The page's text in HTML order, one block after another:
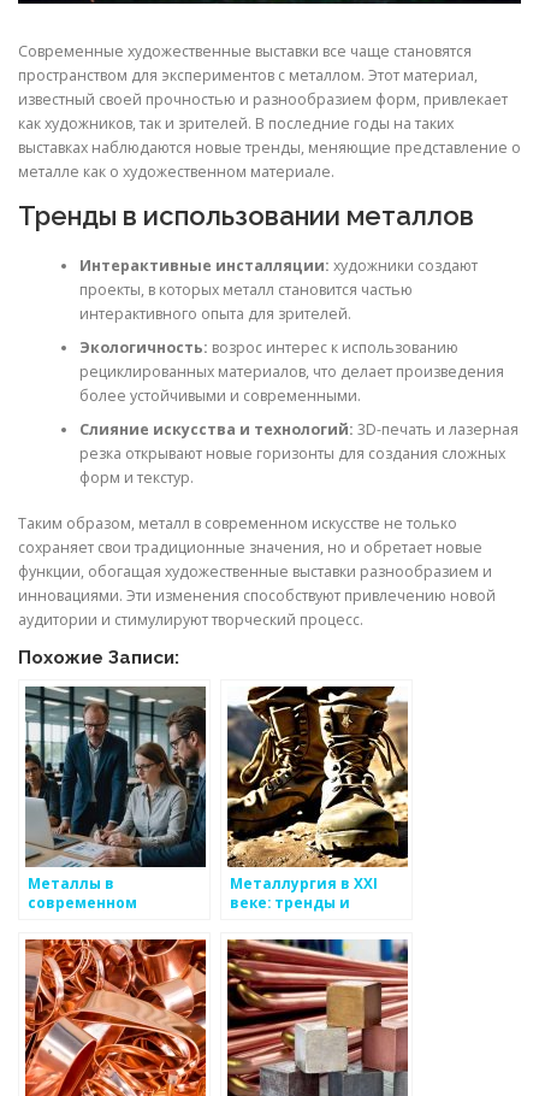
Современные художественные выставки все чаще становятся
пространством для экспериментов с металлом. Этот материал,
известный своей прочностью и разнообразием форм, привлекает
как художников, так и зрителей. В последние годы на таких
выставках наблюдаются новые тренды, меняющие представление о
металле как о художественном материале.
Тренды в использовании металлов
Интерактивные инсталляции: художники создают
проекты, в которых металл становится частью
интерактивного опыта для зрителей.
Экологичность: возрос интерес к использованию
рециклированных материалов, что делает произведения
более устойчивыми и современными.
Слияние искусства и технологий: 3D-печать и лазерная
резка открывают новые горизонты для создания сложных
форм и текстур.
Таким образом, металл в современном искусстве не только
сохраняет свои традиционные значения, но и обретает новые
функции, обогащая художественные выставки разнообразием и
инновациями. Эти изменения способствуют привлечению новой
аудитории и стимулируют творческий процесс.
Похожие Записи:
Металлы в
современном
Металлургия в XXI
веке: тренды и